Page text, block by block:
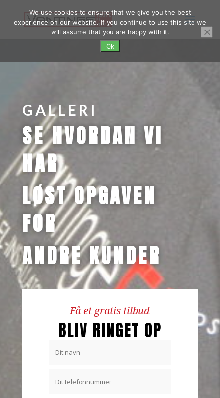
GALLERI
SE HVORDAN VI
HAR
LØST OPGAVEN
FOR
ANDRE KUNDER
Få et gratis tilbud
BLIV RINGET OP
We use cookies to ensure that we give you the best
experience on our website. If you continue to use this site we
will assume that you are happy with it.
Ok